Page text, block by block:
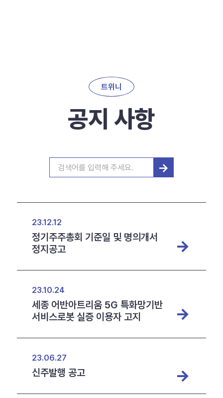
트위니
공지 사항
→
23.12.12
정기주주총회 기준일 및 명의개서
정지공고
23.10.24
세종 어반아트리움 5G 특화망기반
서비스로봇 실증 이용자 고지
23.06.27
신주발행 공고